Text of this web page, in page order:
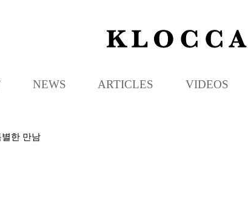
K
L
C
NEWS ARTICLES VIDEOS
한 만남